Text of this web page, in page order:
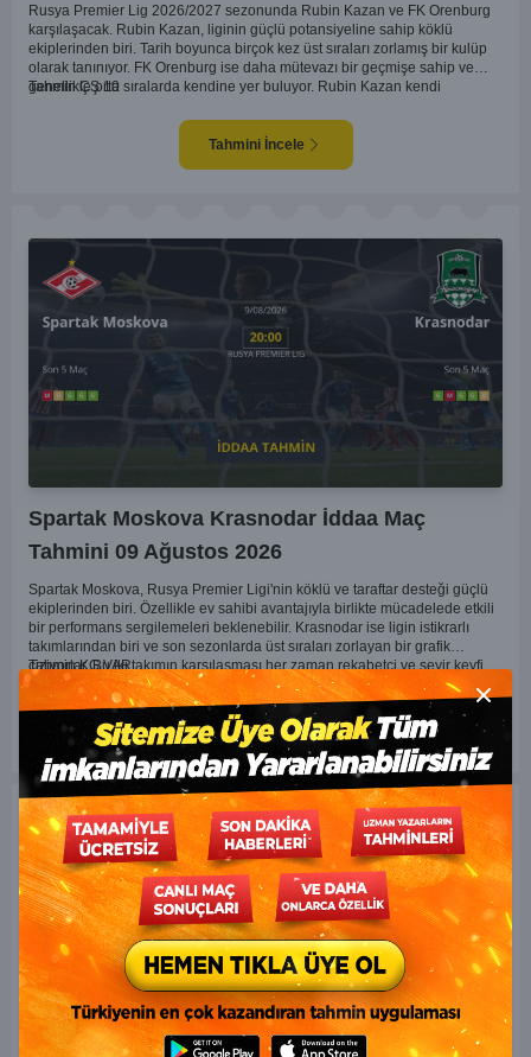
Rusya Premier Lig 2026/2027 sezonunda Rubin Kazan ve FK Orenburg
karşılaşacak. Rubin Kazan, liginin güçlü potansiyeline sahip köklü
ekiplerinden biri. Tarih boyunca birçok kez üst sıraları zorlamış bir kulüp
olarak tanınıyor. FK Orenburg ise daha mütevazı bir geçmişe sahip ve
genellikle orta sıralarda kendine yer buluyor. Rubin Kazan kendi
gösteriyor. Toparlayacak olursak bu maçta ev sahibi ekibin bir adım önde
Tahmin ÇŞ 10
Tahmini İncele
Spartak Moskova Krasnodar İddaa Maç
Tahmini 09 Ağustos 2026
Spartak Moskova, Rusya Premier Ligi'nin köklü ve taraftar desteği güçlü
ekiplerinden biri. Özellikle ev sahibi avantajıyla birlikte mücadelede etkili
bir performans sergilemeleri beklenebilir. Krasnodar ise ligin istikrarlı
takımlarından biri ve son sezonlarda üst sıraları zorlayan bir grafik
çiziyorlar. Bu iki takımın karşılaşması her zaman rekabetçi ve seyir keyfi
yüksek oluyor. Spartak Moskova'nın ev sahibi olması, maçı kendi lehlerine
çevirebilecek unsurlar barındırıyor. İki takımın geçmiş karşılaşmalarında
gol bulmakta zorlanmadıkları düşünülürse, bu maçta da her iki ekip gol
atabilir.
Tahmin KG VAR
Tahmini İncele
Close